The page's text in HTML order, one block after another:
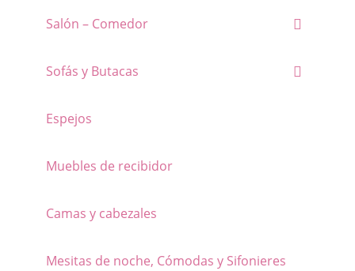
variantes.
elegir
Salón – Comedor
Sofás y Butacas
Espejos
Muebles de recibidor
Camas y cabezales
Mesitas de noche, Cómodas y Sifonieres